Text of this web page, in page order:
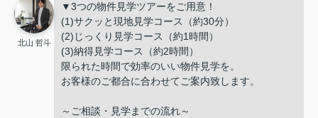
北山 哲斗
▼3つの物件見学ツアーをご用意！
(1)サクッと現地見学コース（約30分）
(2)じっくり見学コース（約1時間）
(3)納得見学コース（約2時間）
限られた時間で効率のいい物件見学を。
お客様のご都合に合わせてご案内致します。
～ご相談・見学までの流れ～